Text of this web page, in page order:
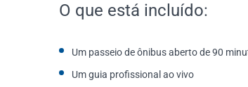
O que está incluído:
Um passeio de ônibus aberto de 90
Um guia profissional ao vivo